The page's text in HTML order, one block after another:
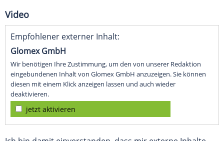
Video
Empfohlener externer Inhalt:
Glomex GmbH
Wir benötigen Ihre Zustimmung, um den von unserer Redaktion
eingebundenen Inhalt von Glomex GmbH anzuzeigen. Sie können
diesen mit einem Klick anzeigen lassen und auch wieder
deaktivieren.
jetzt aktivieren